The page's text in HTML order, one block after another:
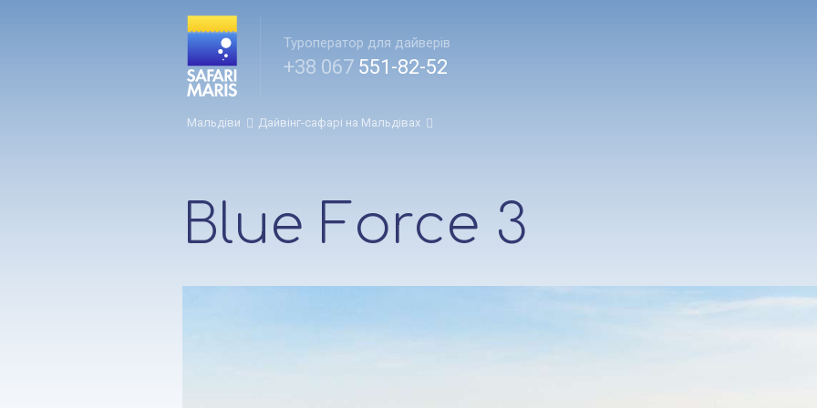
Туроператор для дайверів
+38 067551-82-52
Мальдіви Дайвінг-сафарі на Мальдівах
Blue Force 3